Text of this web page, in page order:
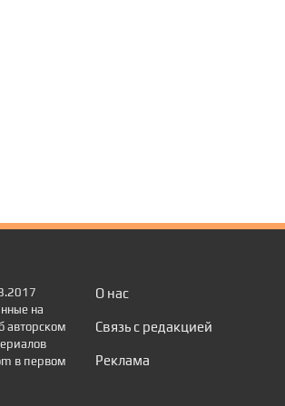
на
авторском
в первом
О нас
Связь с редакцией
Реклама